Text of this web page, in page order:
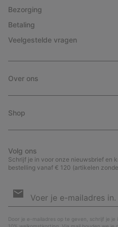
Bezorging
Betaling
Veelgestelde vragen
Over ons
Shop
Volg ons
Schrijf je in voor onze nieuwsbrief en
bestelling vanaf € 120 (artikelen
voor
Door je e-mailadres op te geven, schrijf je